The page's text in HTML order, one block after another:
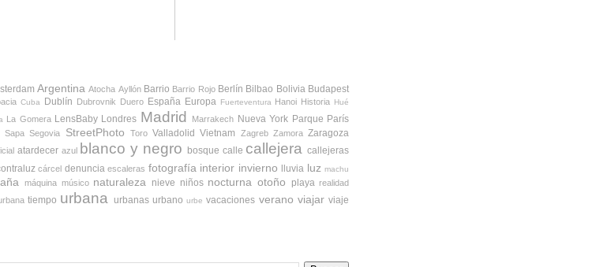
Argentina Atocha Ayllón Barrio Barrio Rojo Berlín Bilbao Bolivia Budapest
Cuba Dublín Dubrovnik Duero España Europa Fuerteventura Hanoi Historia Hué
La Gomera LensBaby Londres Madrid Marrakech Nueva York Parque París
Sapa Segovia StreetPhoto Toro Valladolid Vietnam Zagreb Zamora Zaragoza
atardecer azul blanco y negro bosque calle callejera callejeras
cárcel denuncia escaleras fotografía interior invierno lluvia luz machu
máquina músico naturaleza nieve niños nocturna otoño playa realidad
tiempo urbana urbanas urbano urbe vacaciones verano viajar viaje